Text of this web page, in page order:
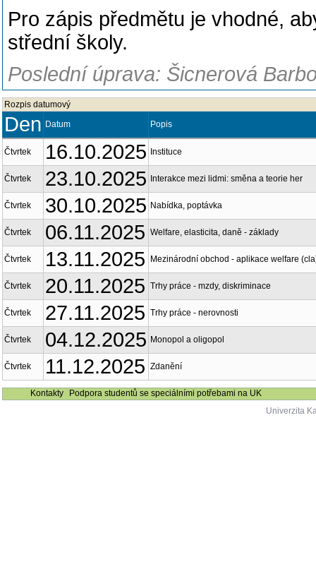
Pro zápis předmětu je vhodné,
střední školy.
Poslední úprava: Šicnerová
Rozpis datumový
Den Datum Popis
Čtvrtek 16.10.2025 Instituce
Čtvrtek 23.10.2025 Interakce mezi lidmi: směna a teorie her
Čtvrtek 30.10.2025 Nabídka, poptávka
Čtvrtek 06.11.2025 Welfare, elasticita, daně - základy
Čtvrtek 13.11.2025 Mezinárodní obchod - aplikace welfare
Čtvrtek 20.11.2025 Trhy práce - mzdy, diskriminace
Čtvrtek 27.11.2025 Trhy práce - nerovnosti
Čtvrtek 04.12.2025 Monopol a oligopol
Čtvrtek 11.12.2025 Zdanění
Kontakty
Podpora studentů se speciálními potřebami na UK
Univerzita